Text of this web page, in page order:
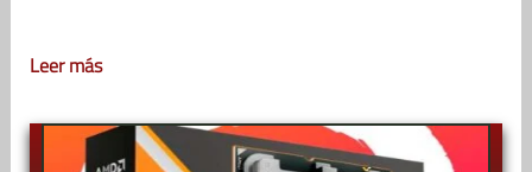
Leer más